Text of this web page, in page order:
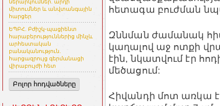
ներարկումներ. արդի
միտումներ և անվտանգային
հարցեր
ԵՊԲՀ. Բժիշկ-պացիենտ
հարաբերություններից մինչև
արհեստական
բանականություն.
հարցազրույց գերմանացի
վիրաբույժի հետ
Բոլոր հոդվածները
հետագա բուժման
Զննման ժամանակ
կաղալով աջ ոտքի
էին, նկատվում էր
մեծացում:
Հիվանդի մոտ առկա